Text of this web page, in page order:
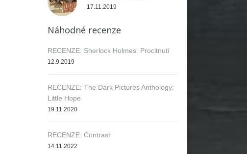
17.11.2019
Náhodné recenze
RECENZE: Sherlock Holmes: Procitnutí
12.9.2019
RECENZE: The Dark Pictures Anthology:
Little Hope
19.11.2020
RECENZE: Contrast
14.11.2022